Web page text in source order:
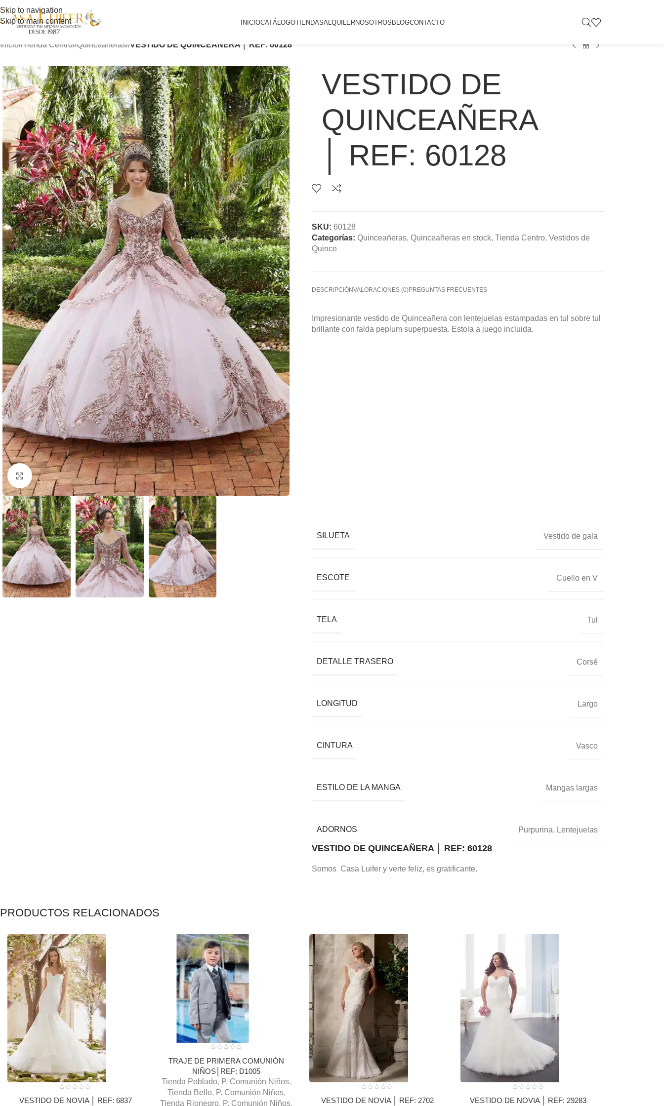
Skip to navigation
Skip to main content
INICIOCATÁLOGOTIENDASALQUILERNOSOTROSBLOGCONTACTO
Inicio/ Tienda Centro/ Quinceañeras/ VESTIDO DE QUINCEAÑERA │ REF: 60128
Clic para ampliar
VESTIDO DE
QUINCEAÑERA
│ REF: 60128
SKU: 60128
Categorías: Quinceañeras, Quinceañeras en stock, Tienda Centro, Vestidos de
Quince
DESCRIPCIÓNVALORACIONES (0)PREGUNTAS FRECUENTES
Impresionante vestido de Quinceañera con lentejuelas estampadas en tul sobre tul
brillante con falda peplum superpuesta. Estola a juego incluida.
SILUETA Vestido de gala
ESCOTE Cuello en V
TELA Tul
DETALLE TRASERO Corsé
LONGITUD Largo
CINTURA Vasco
ESTILO DE LA MANGA Mangas largas
ADORNOS Purpurina, Lentejuelas
VESTIDO DE QUINCEAÑERA │ REF: 60128
Somos Casa Luifer y verte feliz, es gratificante.
PRODUCTOS RELACIONADOS
VESTIDO DE NOVIA │ REF: 6837
TRAJE DE PRIMERA COMUNIÓN
NIÑOS│REF: D1005
Tienda Poblado, P. Comunión Niños,
Tienda Bello, P. Comunión Niños,
Tienda Rionegro, P. Comunión Niños, VESTIDO DE NOVIA │ REF: 2702 VESTIDO DE NOVIA │ REF: 29283